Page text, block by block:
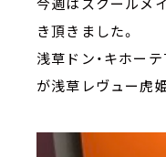
き頂きました。
浅草ドン・キホー
が浅草レヴュー虎